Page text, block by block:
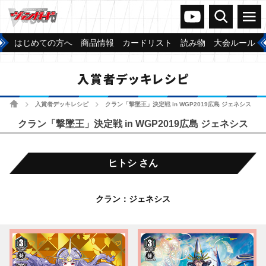
ヴァンガードch
検索 メニュー
はじめての方へ 商品情報 カードリスト 読み物 大会ルール
入賞者デッキレシピ
ホーム 入賞者デッキレシピ クラン「撃墜王」決定戦 in WGP2019広島 ジェネシス
クラン「撃墜王」決定戦 in WGP2019広島 ジェネシス
ヒトシ さん
クラン：ジェネシス